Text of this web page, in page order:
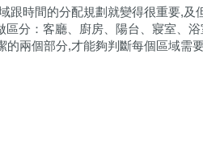
跟時間的分配規劃就變得很重要,及
分：客廳、廚房、陽台、寢室、浴
兩個部分,才能夠判斷每個區域需